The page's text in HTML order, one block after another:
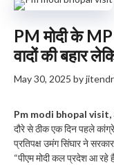
PM मोदी के
वादों की बहार
May 30, 2025 by
Pm modi bhopal visit,
दौरे से ठीक एक दिन पहले
प्रतिपक्ष उमंग सिंघार ने
“पीएम मोदी कल प्रदेश आ रहे